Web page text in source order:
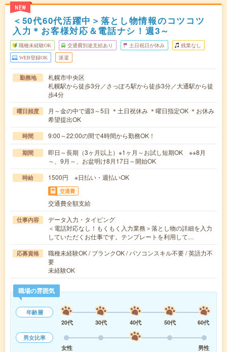
NEW
＜50代60代活躍中＞落とし物情報のコツコツ
入力＊お客様対応＆電話ナシ！週3～
職種未経験OK 交通費別途支給あり 土日祝日が休み 残業なし
WEB登録OK 派遣
勤務地
札幌市中央区
札幌駅から徒歩3分／さっぽろ駅から徒歩3分／大通駅から徒
歩4分
曜日頻度
月～金の中で週3～5日 ＊土日祝休み ＊曜日指定OK ＊お休み
希望提出OK
時間 9:00～22:00の間で4時間から勤務OK！
期間
即日～長期（3ヶ月以上）※1ヶ月～お試し短期OK ※※8月
～、9月～、お盆明け8月17日～開始OK
時給 1500円 ※日払い・週払いOK
交通費
交通費全額支給
仕事内容
データ入力・タイピング
＜電話対応なし！もくもく入力業務＞落とし物の詳細を入力
していただくお仕事です。テンプレートを利用して…
応募資格
職種未経験OK / ブランクOK / パソコンスキル不要 / 英語力不
要
未経験OK
職場の雰囲気
年齢層
20代
30代 40代 50代
60代
男女比率
女性
男性